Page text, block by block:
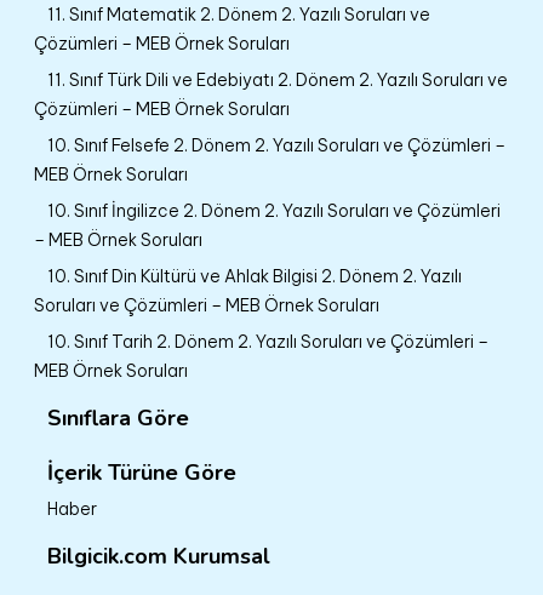
11. Sınıf Matematik 2. Dönem 2. Yazılı Soruları ve
Çözümleri – MEB Örnek Soruları
11. Sınıf Türk Dili ve Edebiyatı 2. Dönem 2. Yazılı Soruları ve
Çözümleri – MEB Örnek Soruları
10. Sınıf Felsefe 2. Dönem 2. Yazılı Soruları ve Çözümleri –
MEB Örnek Soruları
10. Sınıf İngilizce 2. Dönem 2. Yazılı Soruları ve Çözümleri
– MEB Örnek Soruları
10. Sınıf Din Kültürü ve Ahlak Bilgisi 2. Dönem 2. Yazılı
Soruları ve Çözümleri – MEB Örnek Soruları
10. Sınıf Tarih 2. Dönem 2. Yazılı Soruları ve Çözümleri –
MEB Örnek Soruları
Sınıflara Göre
İçerik Türüne Göre
Haber
Bilgicik.com Kurumsal